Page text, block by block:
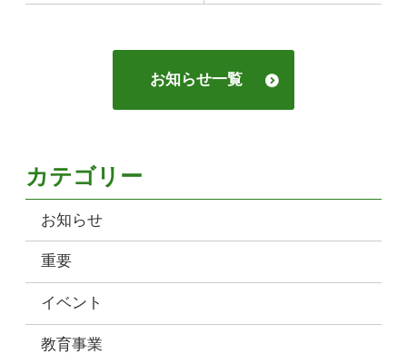
お知らせ一覧
カテゴリー
お知らせ
重要
イベント
教育事業